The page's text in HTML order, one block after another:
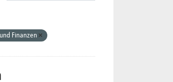
Finanzen